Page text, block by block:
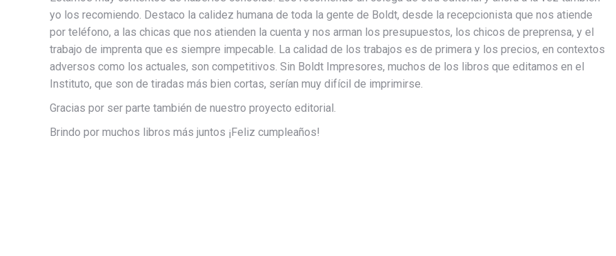
yo los recomiendo. Destaco la calidez humana de toda la gente de Boldt, desde la recepcionista que nos atiende
por teléfono, a las chicas que nos atienden la cuenta y nos arman los presupuestos, los chicos de preprensa, y el
trabajo de imprenta que es siempre impecable. La calidad de los trabajos es de primera y los precios, en contextos
adversos como los actuales, son competitivos. Sin Boldt Impresores, muchos de los libros que editamos en el
Instituto, que son de tiradas más bien cortas, serían muy difícil de imprimirse.
Gracias por ser parte también de nuestro proyecto editorial.
Brindo por muchos libros más juntos ¡Feliz cumpleaños!